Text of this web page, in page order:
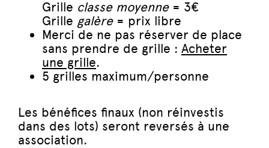
Grille classe moyenne= 3€
Grille galère= prix libre
Merci de ne pas réserver de place
sans prendre de grille : Acheter
une grille.
5 grilles maximum/personne
Les bénéfices finaux (non réinvestis
dans des lots) seront reversés à une
association.